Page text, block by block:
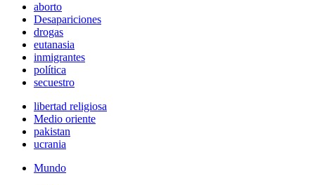
aborto
Desapariciones
drogas
eutanasia
inmigrantes
política
secuestro
libertad religiosa
Medio oriente
pakistan
ucrania
Mundo